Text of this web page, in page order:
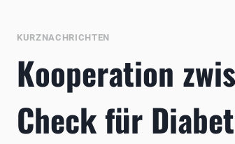
KURZNACHRICHTEN
Kooperation
Check für